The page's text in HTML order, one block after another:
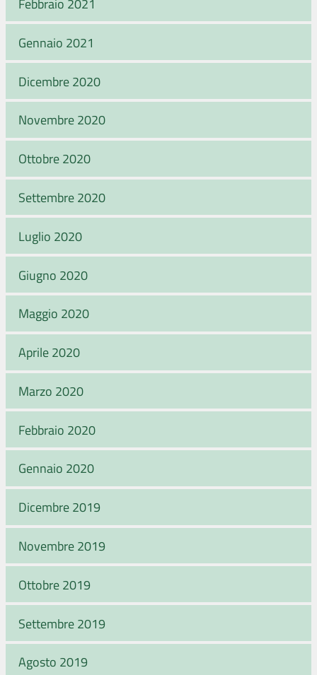
Febbraio 2021
Gennaio 2021
Dicembre 2020
Novembre 2020
Ottobre 2020
Settembre 2020
Luglio 2020
Giugno 2020
Maggio 2020
Aprile 2020
Marzo 2020
Febbraio 2020
Gennaio 2020
Dicembre 2019
Novembre 2019
Ottobre 2019
Settembre 2019
Agosto 2019